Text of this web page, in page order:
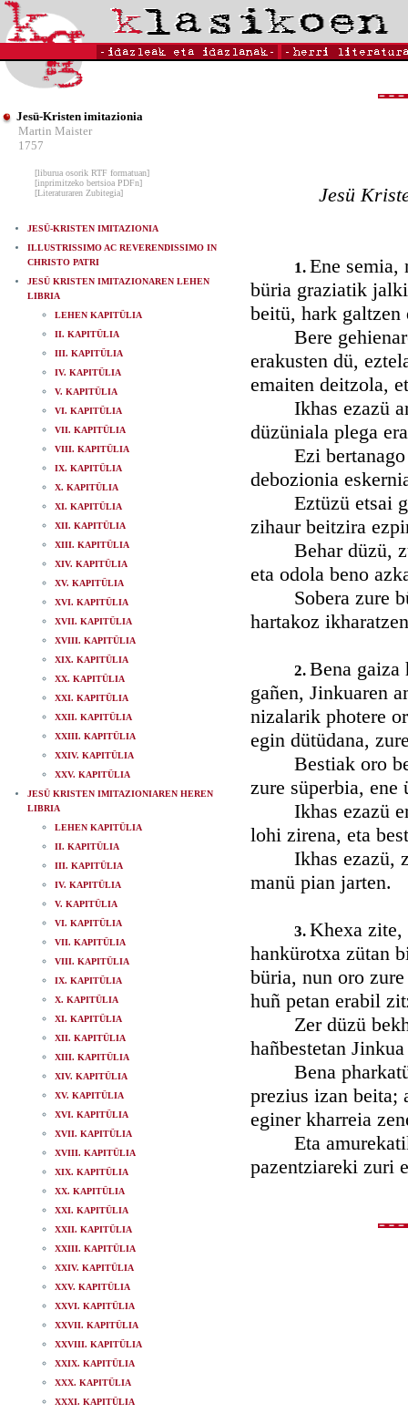
Jesü-Kristen imitazionia
Martin Maister
1757
[liburua osorik RTF formatuan]
[inprimitzeko bertsioa PDFn]
[Literaturaren Zubitegia]
JESÜ-KRISTEN IMITAZIONIA
ILLUSTRISSIMO AC REVERENDISSIMO IN
CHRISTO PATRI
JESÜ KRISTEN IMITAZIONAREN LEHEN
LIBRIA
LEHEN KAPITÜLIA
II. KAPITÜLIA
III. KAPITÜLIA
IV. KAPITÜLIA
V. KAPITÜLIA
VI. KAPITÜLIA
VII. KAPITÜLIA
VIII. KAPITÜLIA
IX. KAPITÜLIA
X. KAPITÜLIA
XI. KAPITÜLIA
XII. KAPITÜLIA
XIII. KAPITÜLIA
XIV. KAPITÜLIA
XV. KAPITÜLIA
XVI. KAPITÜLIA
XVII. KAPITÜLIA
XVIII. KAPITÜLIA
XIX. KAPITÜLIA
XX. KAPITÜLIA
XXI. KAPITÜLIA
XXII. KAPITÜLIA
XXIII. KAPITÜLIA
XXIV. KAPITÜLIA
XXV. KAPITÜLIA
JESÜ KRISTEN IMITAZIONIAREN HEREN
LIBRIA
LEHEN KAPITÜLIA
II. KAPITÜLIA
III. KAPITÜLIA
IV. KAPITÜLIA
V. KAPITÜLIA
VI. KAPITÜLIA
VII. KAPITÜLIA
VIII. KAPITÜLIA
IX. KAPITÜLIA
X. KAPITÜLIA
XI. KAPITÜLIA
XII. KAPITÜLIA
XIII. KAPITÜLIA
XIV. KAPITÜLIA
XV. KAPITÜLIA
XVI. KAPITÜLIA
XVII. KAPITÜLIA
XVIII. KAPITÜLIA
XIX. KAPITÜLIA
XX. KAPITÜLIA
XXI. KAPITÜLIA
XXII. KAPITÜLIA
XXIII. KAPITÜLIA
XXIV. KAPITÜLIA
XXV. KAPITÜLIA
XXVI. KAPITÜLIA
XXVII. KAPITÜLIA
XXVIII. KAPITÜLIA
XXIX. KAPITÜLIA
XXX. KAPITÜLIA
XXXI. KAPITÜLIA
Jesü
1. Ene semia,
büria graziatik
beitü, hark galtzen
Bere
erakusten dü,
emaiten deitzola,
Ikhas ezazü
düzüniala plega
Ezi bertanago
debozionia
Eztüzü etsai
zihaur beitzira
Behar düzü,
eta odola beno
Sobera zure
hartakoz
2. Bena gaiza
gañen, Jinkuaren
nizalarik photere
egin dütüdana,
Bestiak oro
zure süperbia,
Ikhas ezazü
lohi zirena, eta
Ikhas ezazü,
manü pian jarten.
3. Khexa zite,
hankürotxa zütan
büria, nun oro
huñ petan erabil
Zer düzü
hañbestetan
Bena pharkatü
prezius izan beita;
eginer kharreia
Eta amurekatik
pazentziareki zuri